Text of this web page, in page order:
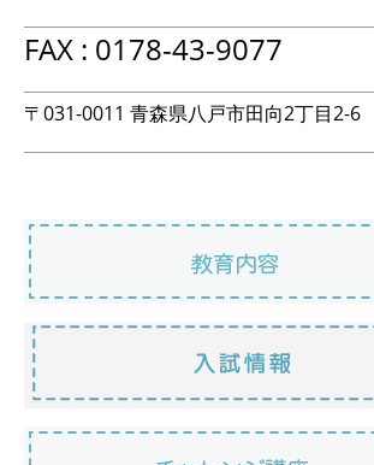
FAX : 0178-43-9077
〒031-0011 青森県八戸市田向2丁目2-6